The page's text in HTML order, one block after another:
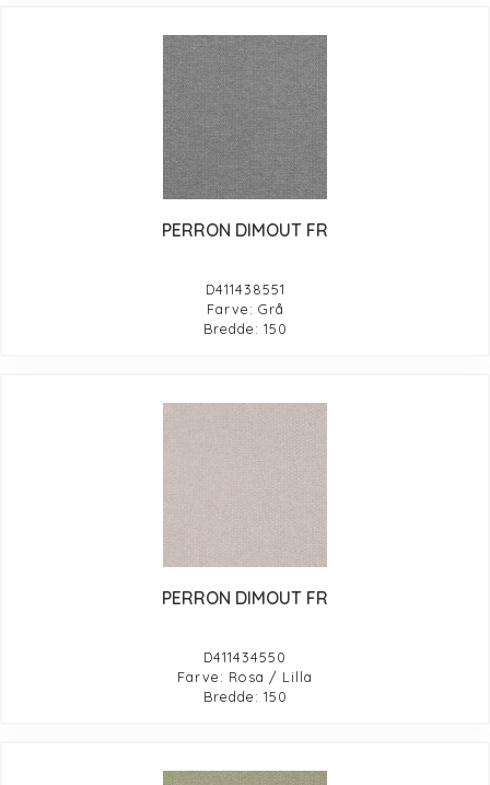
PERRON DIMOUT FR
D411438551
Farve: Grå
Bredde: 150
PERRON DIMOUT FR
D411434550
Farve: Rosa / Lilla
Bredde: 150